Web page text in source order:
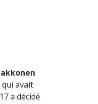
qui avait
a décidé